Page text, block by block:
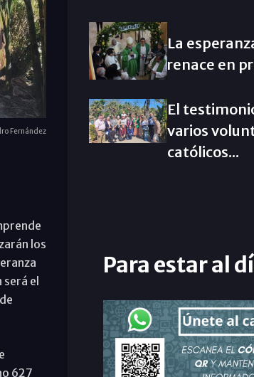
Fernández
los
el
627
La
renace en
El
varios
católicos...
Para estar al